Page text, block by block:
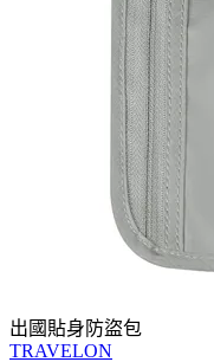
出國貼身防盜包
TRAVELON